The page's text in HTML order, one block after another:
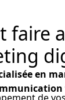
faire
en